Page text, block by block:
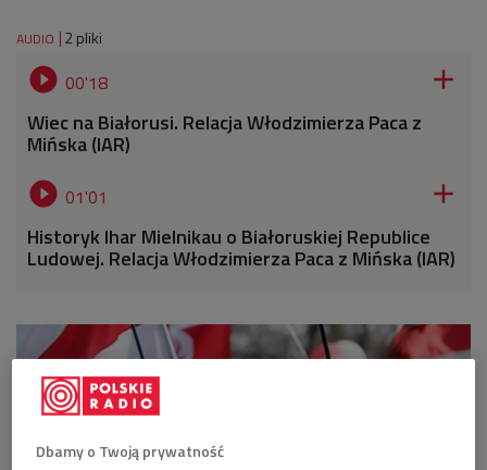
AUDIO 2 pliki
 00'18 
Wiec na Białorusi. Relacja Włodzimierza Paca z
Mińska (IAR)
 01'01 
Historyk Ihar Mielnikau o Białoruskiej Republice
Ludowej. Relacja Włodzimierza Paca z Mińska (IAR)
Dbamy o Twoją prywatność